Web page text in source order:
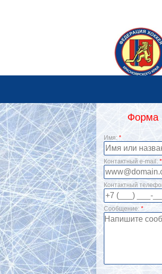
Форма
Имя: *
Контактный e-mail: *
Контактный
Сообщение: *